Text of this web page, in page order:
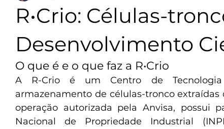
R•Crio: Células-
Desenvolvimento
O que é e o que faz a R•Crio
A R-Crio é um Centro de Tecnologia
armazenamento de células-tronco
operação autorizada pela Anvisa, possui
Nacional de Propriedade Industrial